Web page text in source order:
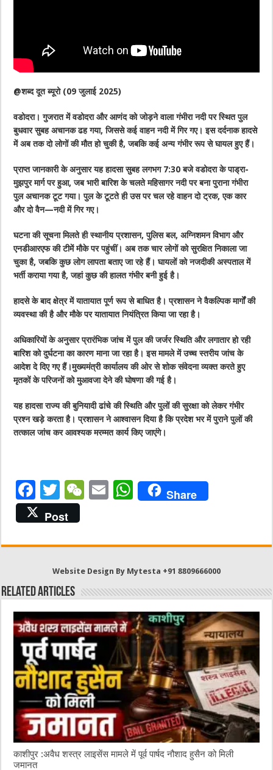
@शब्द दूत ब्यूरो (09 जुलाई 2025)
वडोदरा। गुजरात में वडोदरा और आणंद को जोड़ने वाला गंभीरा नदी पर स्थित पुल
बुधवार सुबह अचानक ढह गया, जिससे कई वाहन नदी में गिर गए। इस दर्दनाक हादसे
में अब तक दो लोगों की मौत हो चुकी है, जबकि कई अन्य गंभीर रूप से घायल हुए हैं।
प्राप्त जानकारी के अनुसार यह हादसा सुबह लगभग 7:30 बजे वडोदरा के पाड्रा-
मुझपुर मार्ग पर हुआ, जब भारी बारिश के चलते महिसागर नदी पर बना पुराना गंभीरा
पुल अचानक टूट गया। पुल के टूटते ही उस पर चल रहे वाहन दो ट्रक, एक कार
और दो वैन—नदी में गिर गए।
घटना की सूचना मिलते ही स्थानीय प्रशासन, पुलिस बल, अग्निशमन विभाग और
एनडीआरएफ की टीमें मौके पर पहुंचीं। अब तक चार लोगों को सुरक्षित निकाला जा
चुका है, जबकि कुछ लोग लापता बताए जा रहे हैं। घायलों को नजदीकी अस्पताल में
भर्ती कराया गया है, जहां कुछ की हालत गंभीर बनी हुई है।
हादसे के बाद क्षेत्र में यातायात पूर्ण रूप से बाधित है। प्रशासन ने वैकल्पिक मार्गों की
व्यवस्था की है और मौके पर यातायात नियंत्रित किया जा रहा है।
अधिकारियों के अनुसार प्रारंभिक जांच में पुल की जर्जर स्थिति और लगातार हो रही
बारिश को दुर्घटना का कारण माना जा रहा है। इस मामले में उच्च स्तरीय जांच के
आदेश दे दिए गए हैं।मुख्यमंत्री कार्यालय की ओर से शोक संवेदना व्यक्त करते हुए
मृतकों के परिजनों को मुआवजा देने की घोषणा की गई है।
यह हादसा राज्य की बुनियादी ढांचे की स्थिति और पुलों की सुरक्षा को लेकर गंभीर
प्रश्न खड़े करता है। प्रशासन ने आश्वासन दिया है कि प्रदेश भर में पुराने पुलों की
तत्काल जांच कर आवश्यक मरम्मत कार्य किए जाएंगे।
F
a
c
e
o
o
k
T
w
it
te
r
W
h
at
E
l
W
s
A
p
p
Share
Post
Website Design By Mytesta +91 8809666000
Related Articles
काशीपुर :अवैध शस्त्र लाइसेंस मामले में पूर्व पार्षद नौशाद हुसैन को मिली
जमानत